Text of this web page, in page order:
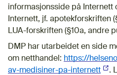
informasjonsside på Internett
Internett, jf. apotekforskriften
LUA-forskriften (§10a, andre
DMP har utarbeidet en side
om netthandel: https://
av-medisiner-pa-internett
.